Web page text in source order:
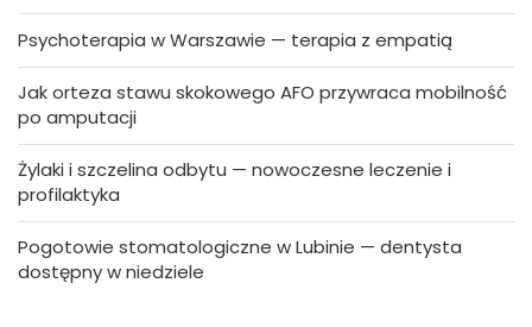
Psychoterapia w Warszawie — terapia z empatią
Jak orteza stawu skokowego AFO przywraca mobilność
po amputacji
Żylaki i szczelina odbytu — nowoczesne leczenie i
profilaktyka
Pogotowie stomatologiczne w Lubinie — dentysta
dostępny w niedziele